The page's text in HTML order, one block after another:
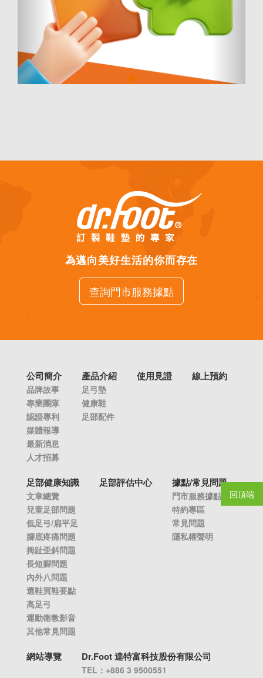
回頂端
為邁向美好生活的你而存在
查詢門市服務據點
公司簡介
品牌故事
專業團隊
認證專利
媒體報導
最新消息
人才招募
產品介紹
足弓墊
健康鞋
足部配件
使用見證 線上預約
足部健康知識
文章總覽
兒童足部問題
低足弓/扁平足
腳底疼痛問題
拇趾歪斜問題
長短腳問題
內外八問題
選鞋買鞋要點
高足弓
運動衛教影音
其他常見問題
足部評估中心 據點/常見問題
門市服務據點
特約專區
常見問題
隱私權聲明
網站導覽 Dr.Foot 達特富科技股份有限公司
TEL：+886 3 9500551